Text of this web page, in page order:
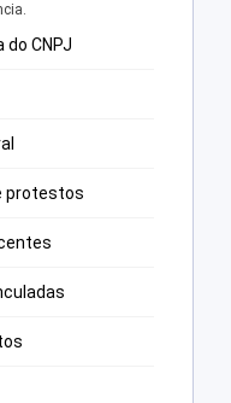
CNPJ
protestos